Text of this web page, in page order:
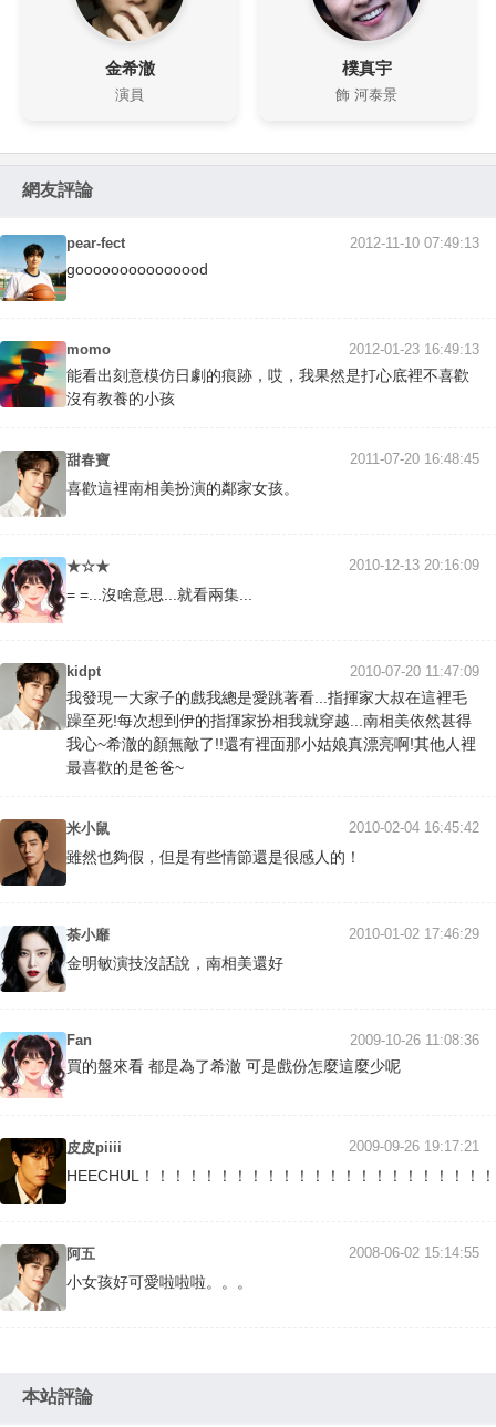
金希澈
演員
樸真宇
飾 河泰景
網友評論
pear-fect 2012-11-10 07:49:13
gooooooooooooood
momo 2012-01-23 16:49:13
能看出刻意模仿日劇的痕跡，哎，我果然是打心底裡不喜歡
沒有教養的小孩
甜春寶 2011-07-20 16:48:45
喜歡這裡南相美扮演的鄰家女孩。
★☆★ 2010-12-13 20:16:09
= =...沒啥意思...就看兩集...
kidpt 2010-07-20 11:47:09
我發現一大家子的戲我總是愛跳著看...指揮家大叔在這裡毛
躁至死!每次想到伊的指揮家扮相我就穿越...南相美依然甚得
我心~希澈的顏無敵了!!還有裡面那小姑娘真漂亮啊!其他人裡
最喜歡的是爸爸~
米小鼠 2010-02-04 16:45:42
雖然也夠假，但是有些情節還是很感人的！
荼小靡 2010-01-02 17:46:29
金明敏演技沒話說，南相美還好
Fan 2009-10-26 11:08:36
買的盤來看 都是為了希澈 可是戲份怎麼這麼少呢
皮皮piiii 2009-09-26 19:17:21
HEECHUL！！！！！！！！！！！！！！！！！！！！！！
阿五 2008-06-02 15:14:55
小女孩好可愛啦啦啦。。。
本站評論